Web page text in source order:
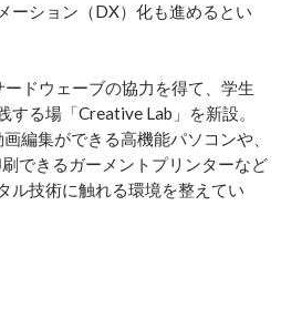
ーション（DX）化も進めるとい
ドウェーブの協力を得て、学生
る場「Creative Lab」を新設。
編集ができる高機能パソコンや、
できるガーメントプリンターなど
ル技術に触れる環境を整えてい